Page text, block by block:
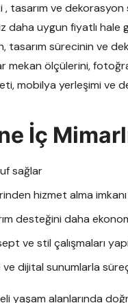
, tasarım ve
daha uygun fiyatlı
tasarım sürecinin ve
mekan ölçülerini,
mobilya yerleşimi ve
İç
sağlar
hizmet alma
desteğini daha
ve stil çalışmaları
dijital sunumlarla
yaşam alanlarında